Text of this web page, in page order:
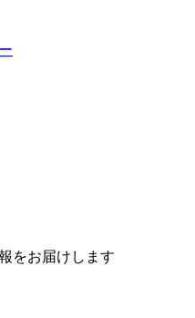
をお届けします